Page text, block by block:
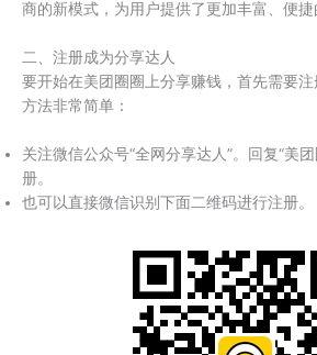
商的新模式，为用户提供了更加丰富、便捷
二、注册成为分享达人
要开始在美团圈圈上分享赚钱，首先需要
方法非常简单：
关注微信公众号“全网分享达人”。回复“美
册。
也可以直接微信识别下面二维码进行注册。